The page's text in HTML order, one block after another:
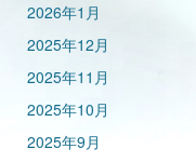
2026年1月
2025年12月
2025年11月
2025年10月
2025年9月